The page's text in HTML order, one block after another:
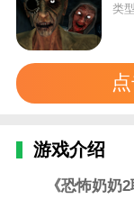
类
游戏介绍
《恐怖奶奶